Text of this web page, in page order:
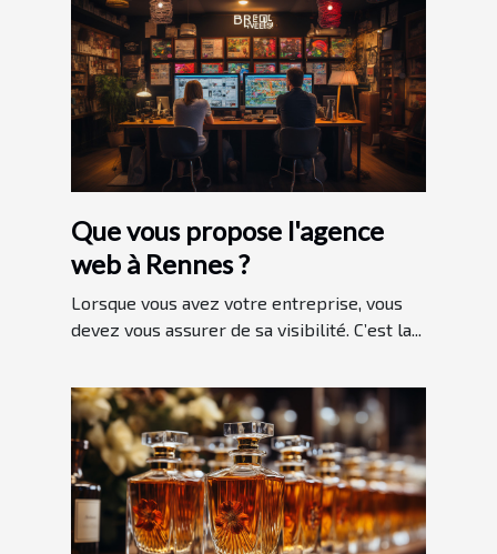
Que vous propose l'agence
web à Rennes ?
Lorsque vous avez votre entreprise, vous
devez vous assurer de sa visibilité. C’est la...